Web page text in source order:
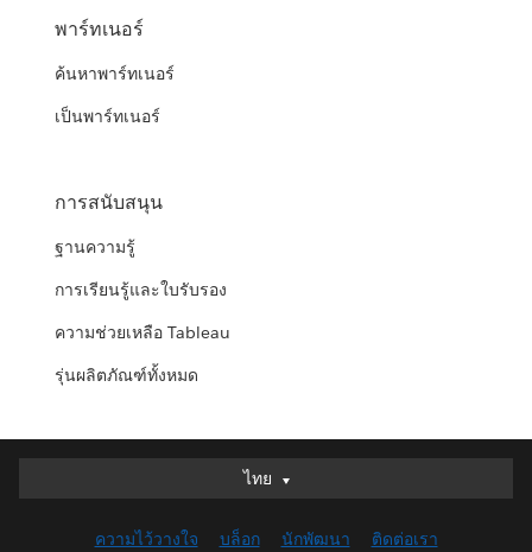
พาร์ทเนอร์
ค้นหาพาร์ทเนอร์
เป็นพาร์ทเนอร์
การสนับสนุน
ฐานความรู้
การเรียนรู้และใบรับรอง
ความช่วยเหลือ Tableau
รุ่นผลิตภัณฑ์ทั้งหมด
ไทย
ไทย
English (UK)
ความไว้วางใจ บล็อก นักพัฒนา ติดต่อเรา